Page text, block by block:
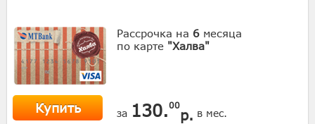
Рассрочка на 6 месяца
по карте "Халва"
Купить за 130.00
р. в мес.